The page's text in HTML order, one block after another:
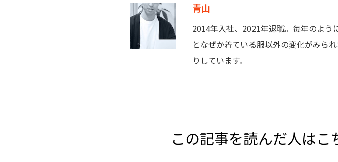
青山
2014年入社、2021年退職。毎年のよう
となぜか着ている服以外の変化がみら
りしています。
この記事を読んだ人はこ